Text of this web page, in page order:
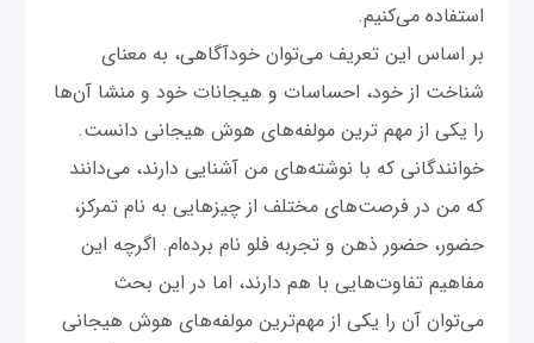
استفاده می‌کنیم.
بر اساس این تعریف می‌توان خودآگاهی، به معنای
شناخت از خود، احساسات و هیجانات خود و منشا آن‌ها
را یکی از مهم ترین مولفه‌های هوش هیجانی دانست.
خوانندگانی که با نوشته‌های من آشنایی دارند، می‌دانند
که من در فرصت‌های مختلف از چیزهایی به نام تمرکز،
حضور، حضور ذهن و تجربه فلو نام برده‌ام. اگرچه این
مفاهیم تفاوت‌هایی با هم دارند، اما در این بحث
می‌توان آن را یکی از مهم‌ترین مولفه‌های هوش هیجانی